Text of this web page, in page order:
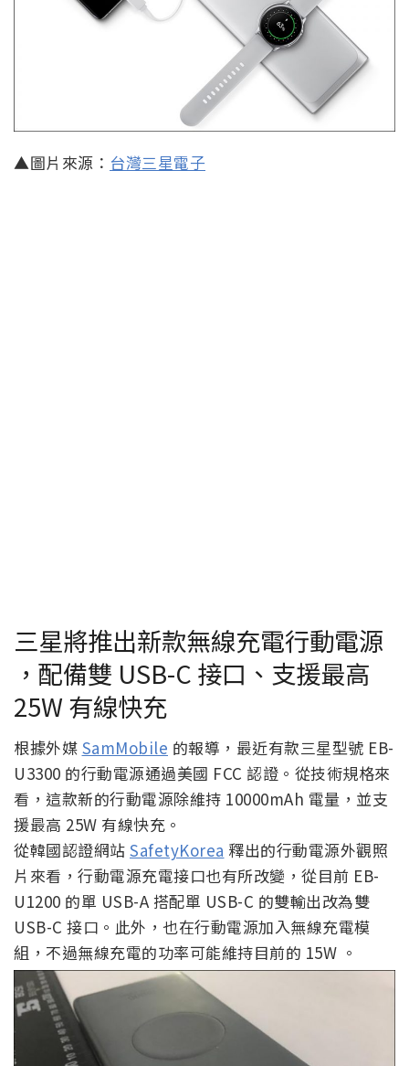
▲圖片來源： 台灣三星電子
三星將推出新款無線充電行動電源
，配備雙 USB-C 接口、支援最高
25W 有線快充
根據外媒 SamMobile 的報導，最近有款三星型號 EB-
U3300 的行動電源通過美國 FCC 認證。從技術規格來
看，這款新的行動電源除維持 10000mAh 電量，並支
援最高 25W 有線快充。
從韓國認證網站 SafetyKorea 釋出的行動電源外觀照
片來看，行動電源充電接口也有所改變，從目前 EB-
U1200 的單 USB-A 搭配單 USB-C 的雙輸出改為雙
USB-C 接口。此外，也在行動電源加入無線充電模
組，不過無線充電的功率可能維持目前的 15W 。